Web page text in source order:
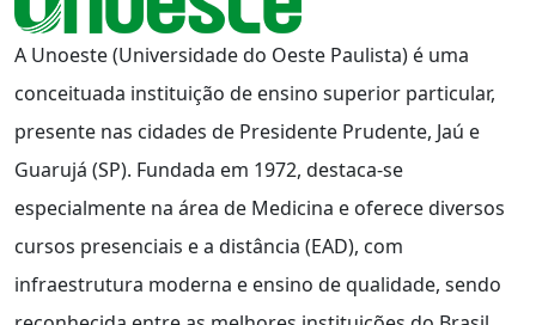
A Unoeste (Universidade do Oeste Paulista) é uma
conceituada instituição de ensino superior particular,
presente nas cidades de Presidente Prudente, Jaú e
Guarujá (SP). Fundada em 1972, destaca-se
especialmente na área de Medicina e oferece diversos
cursos presenciais e a distância (EAD), com
infraestrutura moderna e ensino de qualidade, sendo